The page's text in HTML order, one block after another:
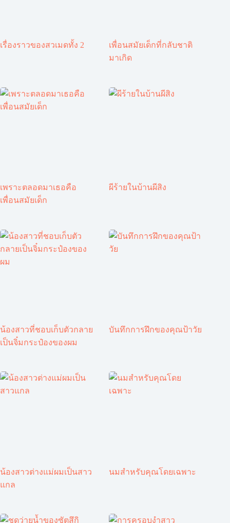
เรื่องราวของสวเมดทั้ง 2
เพื่อนสมัยเด็กที่กลับชาติ
มาเกิด
เพราะตลอดมาเธอคือ
เพื่อนสมัยเด็ก
ผีร้ายในบ้านผีสิง
น้องสาวที่ชอบเก็บตัวกลาย
เป็นจิ๋มกระป๋องของผม
บันทึกการฝึกของคุณป้าวัย
น้องสาวต่างแม่ผมเป็นสาว
แกล
นมสำหรับคุณโดยเฉพาะ